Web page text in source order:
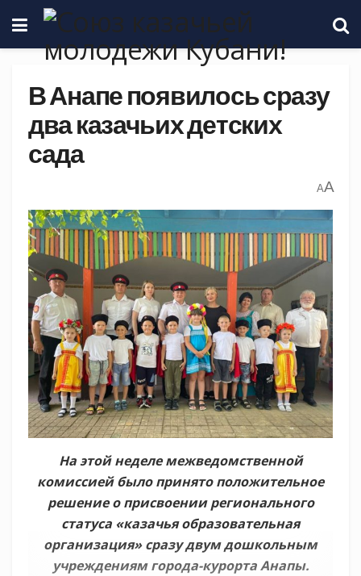
В Анапе появилось сразу
два казачьих детских
сада
AA
На этой неделе межведомственной
комиссией было принято положительное
решение о присвоении регионального
статуса «казачья образовательная
организация» сразу двум дошкольным
учреждениям города-курорта Анапы.